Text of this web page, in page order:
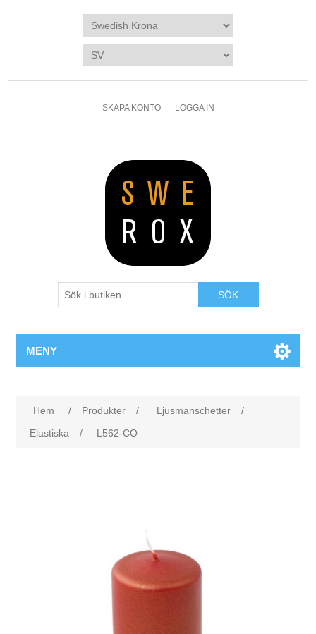
SKAPA KONTO LOGGA IN
SÖK
MENY
Hem / Produkter / Ljusmanschetter
/
Elastiska
/ L562-CO